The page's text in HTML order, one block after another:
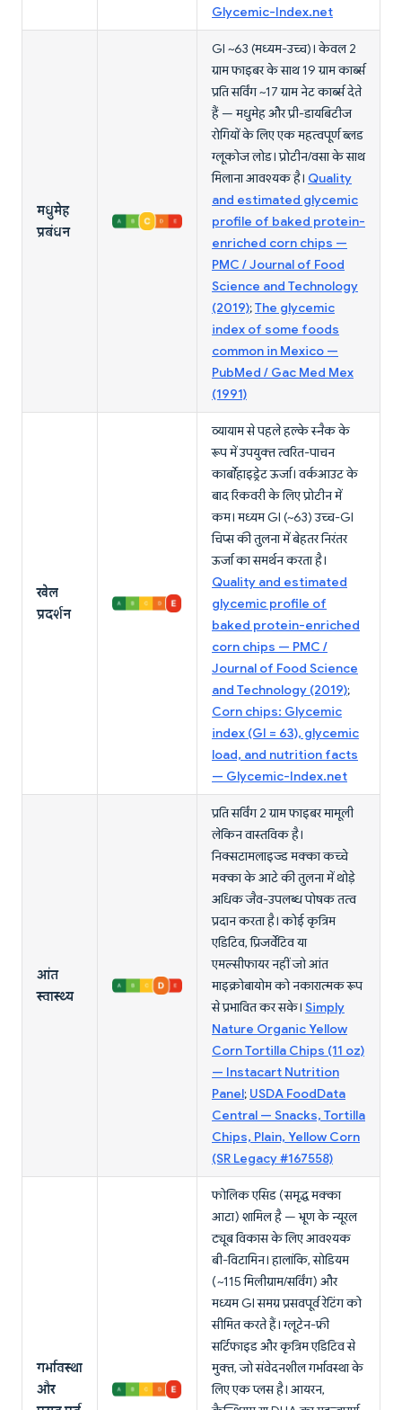
Glycemic-Index.net
मधुमेह
प्रबंधन
GI ~63 (मध्यम-उच्च)। केवल 2
ग्राम फाइबर के साथ 19 ग्राम कार्ब्स
प्रति सर्विंग ~17 ग्राम नेट कार्ब्स देते
हैं — मधुमेह और प्री-डायबिटीज
रोगियों के लिए एक महत्वपूर्ण ब्लड
ग्लूकोज लोड। प्रोटीन/वसा के साथ
मिलाना आवश्यक है। Quality
and estimated glycemic
profile of baked protein-
enriched corn chips —
PMC / Journal of Food
Science and Technology
(2019);The glycemic
index of some foods
common in Mexico —
PubMed / Gac Med Mex
(1991)
खेल
प्रदर्शन
व्यायाम से पहले हल्के स्नैक के
रूप में उपयुक्त त्वरित-पाचन
कार्बोहाइड्रेट ऊर्जा। वर्कआउट के
बाद रिकवरी के लिए प्रोटीन में
कम। मध्यम GI (~63) उच्च-GI
चिप्स की तुलना में बेहतर निरंतर
ऊर्जा का समर्थन करता है।
Quality and estimated
glycemic profile of
baked protein-enriched
corn chips — PMC /
Journal of Food Science
and Technology (2019);
Corn chips: Glycemic
index (GI = 63), glycemic
load, and nutrition facts
— Glycemic-Index.net
आंत
स्वास्थ्य
प्रति सर्विंग 2 ग्राम फाइबर मामूली
लेकिन वास्तविक है।
निक्सटामलाइज्ड मक्का कच्चे
मक्का के आटे की तुलना में थोड़े
अधिक जैव-उपलब्ध पोषक तत्व
प्रदान करता है। कोई कृत्रिम
एडिटिव, प्रिजर्वेटिव या
एमल्सीफायर नहीं जो आंत
माइक्रोबायोम को नकारात्मक रूप
से प्रभावित कर सके। Simply
Nature Organic Yellow
Corn Tortilla Chips (11 oz)
— Instacart Nutrition
Panel; USDA FoodData
Central — Snacks, Tortilla
Chips, Plain, Yellow Corn
(SR Legacy #167558)
गर्भावस्था
और
फोलिक एसिड (समृद्ध मक्का
आटा) शामिल है — भ्रूण के न्यूरल
ट्यूब विकास के लिए आवश्यक
बी-विटामिन। हालांकि, सोडियम
(~115 मिलीग्राम/सर्विंग) और
मध्यम GI समग्र प्रसवपूर्व रेटिंग को
सीमित करते हैं। ग्लूटेन-फ्री
सर्टिफाइड और कृत्रिम एडिटिव से
मुक्त, जो संवेदनशील गर्भावस्था के
लिए एक प्लस है। आयरन,